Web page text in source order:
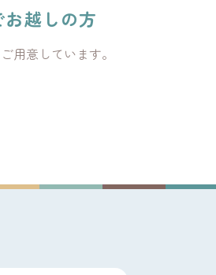
お越しの方
用意しています。